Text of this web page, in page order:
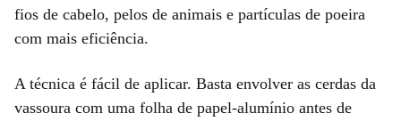
fios de cabelo, pelos de animais e partículas de poeira
com mais eficiência.
A técnica é fácil de aplicar. Basta envolver as cerdas da
vassoura com uma folha de papel-alumínio antes de